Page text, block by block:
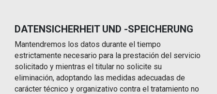
DATENSICHERHEIT UND -SPEICHERUNG
Mantendremos los datos durante el tiempo
estrictamente necesario para la prestación del servicio
solicitado y mientras el titular no solicite su
eliminación, adoptando las medidas adecuadas de
carácter técnico y organizativo contra el tratamiento no